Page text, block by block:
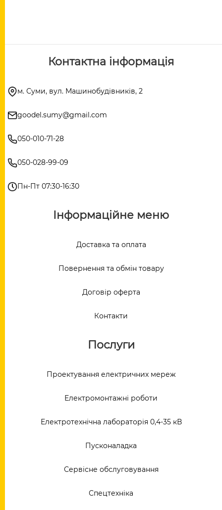
Контактна інформація
м. Суми, вул. Машинобудівників, 2
goodel.sumy@gmail.com
050-010-71-28
050-028-99-09
Пн-Пт 07:30-16:30
Інформаційне меню
Доставка та оплата
Повернення та обмін товару
Договір оферта
Контакти
Послуги
Проектування електричних мереж
Електромонтажні роботи
Електротехнічна лабораторія 0,4-35 кВ
Пусконаладка
Сервісне обслуговування
Спецтехніка